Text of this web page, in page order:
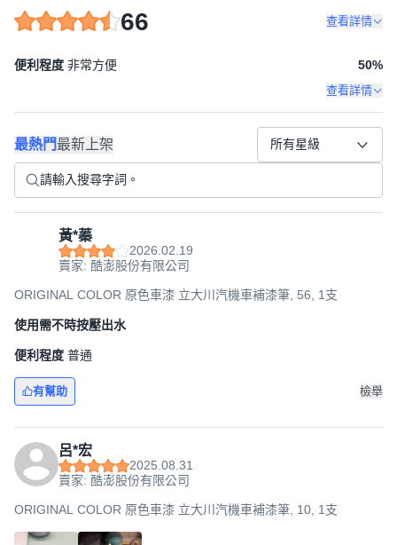
66 查看詳情
便利程度 非常方便 50%
查看詳情
最熱門最新上架 所有星級
黃*蓁
2026.02.19
賣家: 酷澎股份有限公司
ORIGINAL COLOR 原色車漆 立大川汽機車補漆筆, 56, 1支
使用需不時按壓出水
便利程度 普通
有幫助 檢舉
呂*宏
2025.08.31
賣家: 酷澎股份有限公司
ORIGINAL COLOR 原色車漆 立大川汽機車補漆筆, 10, 1支